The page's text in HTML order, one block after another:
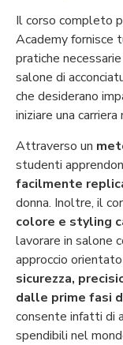
Il corso completo
Academy fornisce
pratiche
salone di
che desiderano
iniziare una
Attraverso un
studenti
facilmente
donna. Inoltre, il
colore e styling
lavorare in salone
approccio
sicurezza,
dalle prime fasi
consente infatti di
spendibili nel